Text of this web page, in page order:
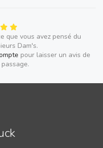
que vous avez pensé du
Dam's.
pour laisser un avis de